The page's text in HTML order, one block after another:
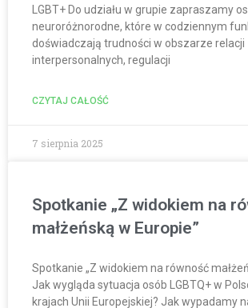
LGBT+ Do udziału w grupie zapraszamy
neuroróżnorodne, które w codziennym
doświadczają trudności w obszarze relacji
interpersonalnych, regulacji
CZYTAJ CAŁOŚĆ
7 sierpnia 2025
Spotkanie „Z widokiem na
małżeńską w Europie”
Spotkanie „Z widokiem na równość
Jak wygląda sytuacja osób LGBTQ+ w
krajach Unii Europejskiej? Jak wypadamy